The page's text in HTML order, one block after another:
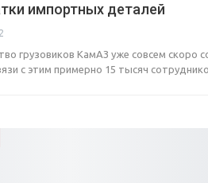
импортных деталей
грузовиков КамАЗ уже совсем скоро
с этим примерно 15 тысяч